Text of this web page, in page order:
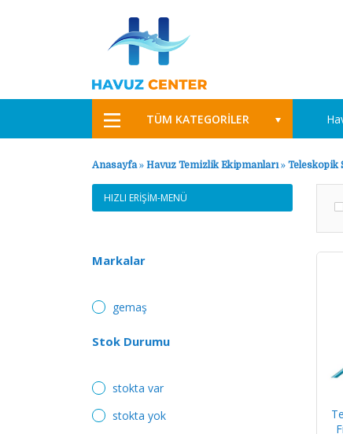
TÜM KATEGORİLER
Anasayfa» Havuz Temizlik Ekipmanları» Teleskopik
HIZLI ERİŞİM-MENÜ
Markalar
gemaş
Stok Durumu
stokta var
stokta yok